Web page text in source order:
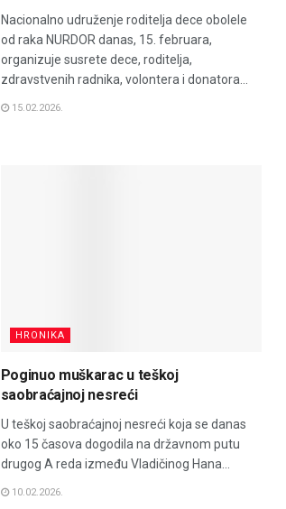
Nacionalno udruženje roditelja dece obolele
od raka NURDOR danas, 15. februara,
organizuje susrete dece, roditelja,
zdravstvenih radnika, volontera i donatora...
15.02.2026.
HRONIKA
Poginuo muškarac u teškoj
saobraćajnoj nesreći
U teškoj saobraćajnoj nesreći koja se danas
oko 15 časova dogodila na državnom putu
drugog A reda između Vladičinog Hana...
10.02.2026.